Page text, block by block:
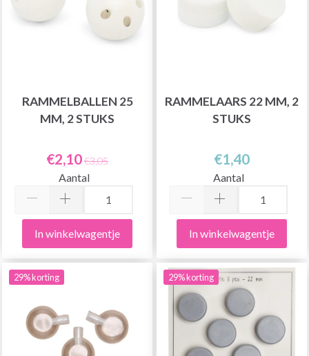
RAMMELBALLEN 25
MM, 2 STUKS
€2,10€3,05
Aantal
In winkelwagentje
RAMMELAARS 22 MM, 2
STUKS
€1,40
Aantal
In winkelwagentje
29% korting 29% korting